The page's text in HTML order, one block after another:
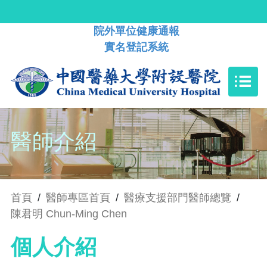
院外單位健康通報
實名登記系統
醫師介紹
首頁 / 醫師專區首頁 / 醫療支援部門醫師總覽 /
陳君明 Chun-Ming Chen
個人介紹